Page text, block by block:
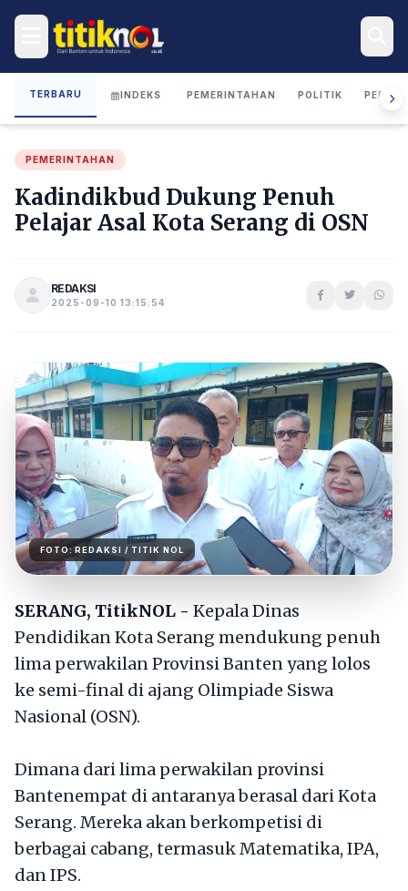
TERBARU INDEKS PEMERINTAHAN POLITIK
PEMERINTAHAN
Kadindikbud Dukung Penuh
Pelajar Asal Kota Serang di OSN
REDAKSI
2025-09-10 13:15:54
FOTO:REDAKSI / TITIK NOL
SERANG, TitikNOL - Kepala Dinas
Pendidikan Kota Serang mendukung penuh
lima perwakilan Provinsi Banten yang lolos
ke semi-final di ajang Olimpiade Siswa
Nasional (OSN).
Dimana dari lima perwakilan provinsi
Bantenempat di antaranya berasal dari Kota
Serang. Mereka akan berkompetisi di
berbagai cabang, termasuk Matematika, IPA,
dan IPS.